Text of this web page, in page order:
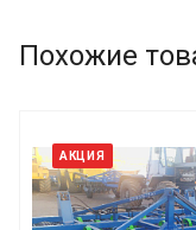
Похожие
АКЦИЯ